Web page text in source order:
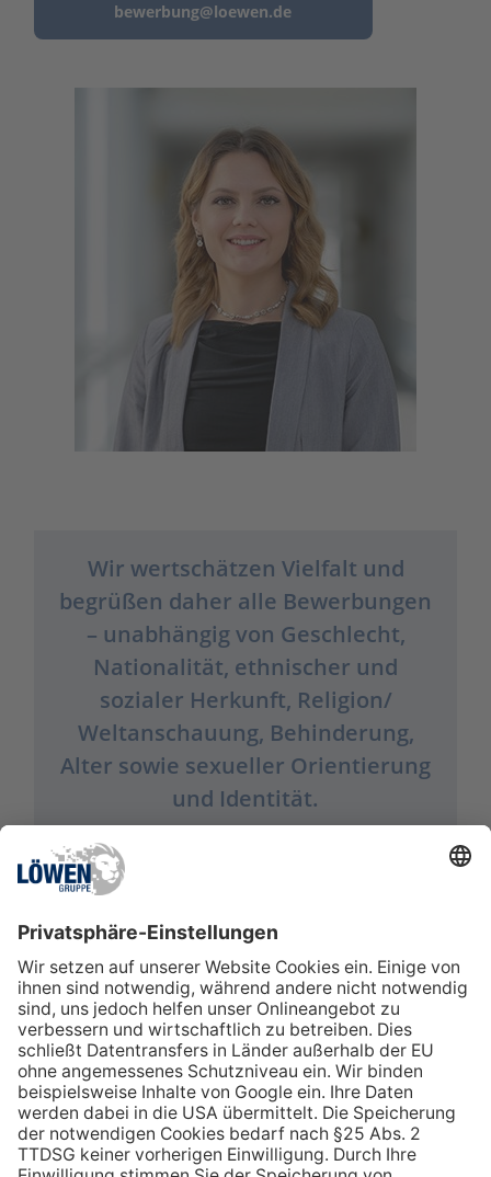
bewerbung@loewen.de
Wir wertschätzen Vielfalt und
begrüßen daher alle Bewerbungen
– unabhängig von Geschlecht,
Nationalität, ethnischer und
sozialer Herkunft, Religion/
Weltanschauung, Behinderung,
Alter sowie sexueller Orientierung
und Identität.
EXPLORE
Stellenangebote
Awards
Benefits
Löwen-Gruppe
LÖWEN-GRUPPE
NOVOMATIC Group
LÖWEN-Gruppe
Einkauf
E-Invoicing